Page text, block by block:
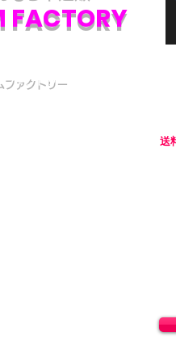
FACTORY
ファクトリー
送